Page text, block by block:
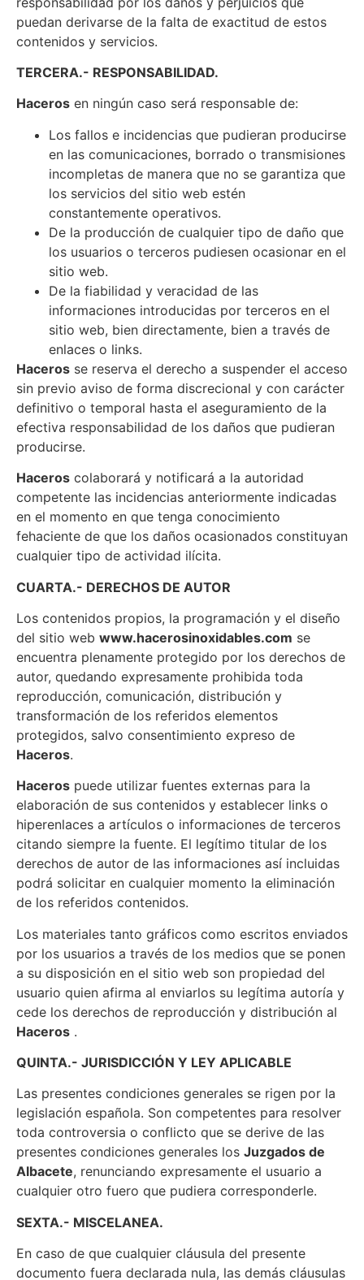
puedan derivarse de la falta de exactitud de estos
contenidos y servicios.
TERCERA.- RESPONSABILIDAD.
Haceros en ningún caso será responsable de:
Los fallos e incidencias que pudieran producirse
en las comunicaciones, borrado o transmisiones
incompletas de manera que no se garantiza que
los servicios del sitio web estén
constantemente operativos.
De la producción de cualquier tipo de daño que
los usuarios o terceros pudiesen ocasionar en el
sitio web.
De la fiabilidad y veracidad de las
informaciones introducidas por terceros en el
sitio web, bien directamente, bien a través de
enlaces o links.
Haceros se reserva el derecho a suspender el acceso
sin previo aviso de forma discrecional y con carácter
definitivo o temporal hasta el aseguramiento de la
efectiva responsabilidad de los daños que pudieran
producirse.
Haceros colaborará y notificará a la autoridad
competente las incidencias anteriormente indicadas
en el momento en que tenga conocimiento
fehaciente de que los daños ocasionados constituyan
cualquier tipo de actividad ilícita.
CUARTA.- DERECHOS DE AUTOR
Los contenidos propios, la programación y el diseño
del sitio web www.hacerosinoxidables.com se
encuentra plenamente protegido por los derechos de
autor, quedando expresamente prohibida toda
reproducción, comunicación, distribución y
transformación de los referidos elementos
protegidos, salvo consentimiento expreso de
Haceros.
Haceros puede utilizar fuentes externas para la
elaboración de sus contenidos y establecer links o
hiperenlaces a artículos o informaciones de terceros
citando siempre la fuente. El legítimo titular de los
derechos de autor de las informaciones así incluidas
podrá solicitar en cualquier momento la eliminación
de los referidos contenidos.
Los materiales tanto gráficos como escritos enviados
por los usuarios a través de los medios que se ponen
a su disposición en el sitio web son propiedad del
usuario quien afirma al enviarlos su legítima autoría y
cede los derechos de reproducción y distribución al
Haceros .
QUINTA.- JURISDICCIÓN Y LEY APLICABLE
Las presentes condiciones generales se rigen por la
legislación española. Son competentes para resolver
toda controversia o conflicto que se derive de las
presentes condiciones generales los Juzgados de
Albacete, renunciando expresamente el usuario a
cualquier otro fuero que pudiera corresponderle.
SEXTA.- MISCELANEA.
En caso de que cualquier cláusula del presente
documento fuera declarada nula, las demás cláusulas